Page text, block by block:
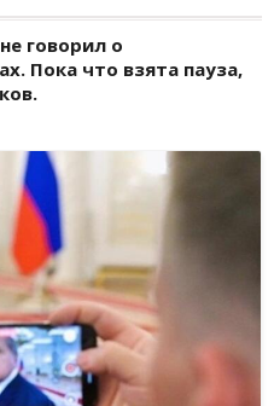
говорил о
Пока что взята пауза,